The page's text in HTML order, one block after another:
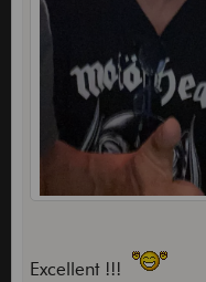
Excellent !!!